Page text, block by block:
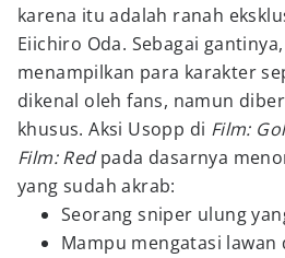
karena itu adalah ranah
Eiichiro Oda. Sebagai
menampilkan para karakter
dikenal oleh fans, namun
khusus. Aksi Usopp di Film:
Film: Redpada dasarnya
yang sudah akrab:
Seorang sniper ulung
Mampu mengatasi lawan